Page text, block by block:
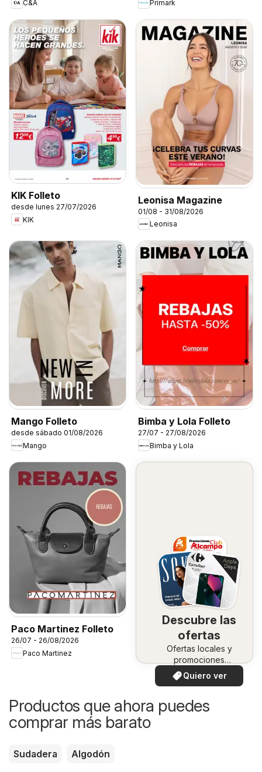
C&A Primark
KIK Folleto
desde lunes 27/07/2026
KIK
Leonisa Magazine
01/08 - 31/08/2026
Leonisa
Mango Folleto
desde sábado 01/08/2026
Mango
Bimba y Lola Folleto
27/07 - 27/08/2026
Bimba y Lola
Paco Martinez Folleto
26/07 - 26/08/2026
Paco Martinez
Descubre las
ofertas
Ofertas locales y
promociones
especiales.
Quiero ver
Productos que ahora puedes
comprar más barato
Sudadera Algodón